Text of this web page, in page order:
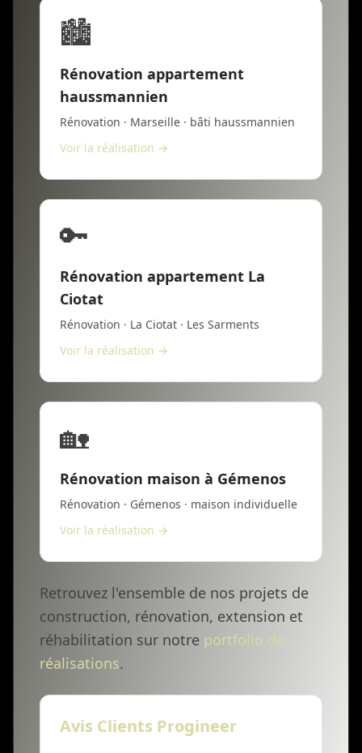
🏙️
Rénovation appartement
haussmannien
Rénovation · Marseille · bâti haussmannien
Voir la réalisation →
🔑
Rénovation appartement La
Ciotat
Rénovation · La Ciotat · Les Sarments
Voir la réalisation →
🏡
Rénovation maison à Gémenos
Rénovation · Gémenos · maison individuelle
Voir la réalisation →
Retrouvez l'ensemble de nos projets de
construction, rénovation, extension et
réhabilitation sur notre portfolio de
réalisations.
Avis Clients Progineer